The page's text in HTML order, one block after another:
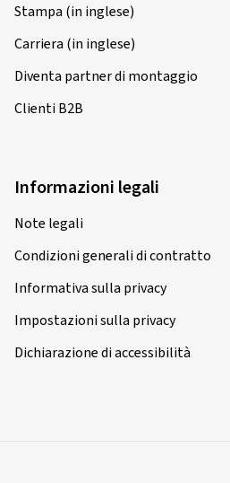
Stampa (in inglese)
Carriera (in inglese)
Diventa partner di montaggio
Clienti B2B
Informazioni legali
Note legali
Condizioni generali di contratto
Informativa sulla privacy
Impostazioni sulla privacy
Dichiarazione di accessibilità